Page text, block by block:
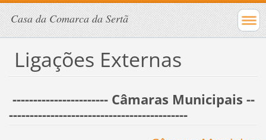
Casa da Comarca da Sertã
Ligações Externas
----------------------- Câmaras Municipais --
-------------------------------------------